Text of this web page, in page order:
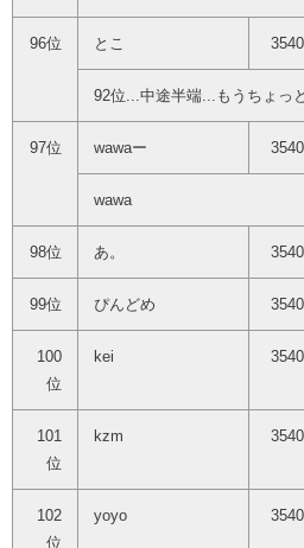
96位 とこ
92位...中途半端...もうちょっ
97位 wawaー
wawa
98位 あ。
99位 ぴんどめ
100
位
kei
101
位
kzm
102
位
yoyo